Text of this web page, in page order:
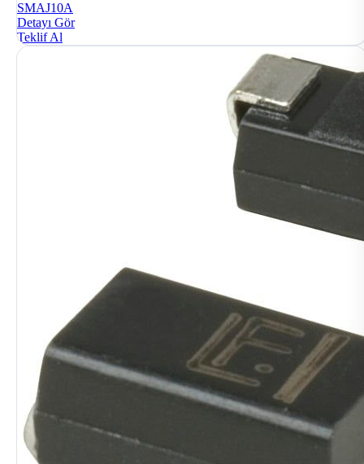
SMAJ10A
Detayı Gör
Teklif Al